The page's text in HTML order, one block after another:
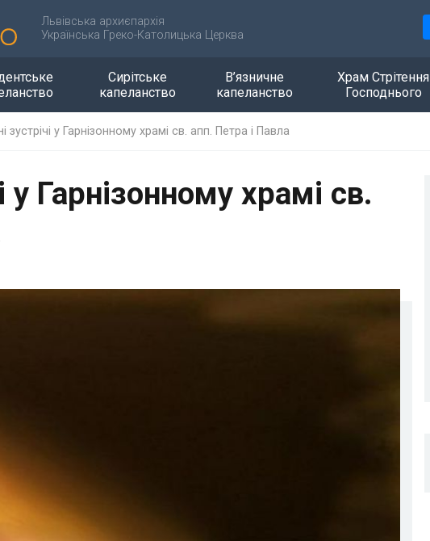
Львівська архиєпархія
Українська Греко-Католицька Церква
Сирітське
капеланство
В’язничне
капеланство
Храм Стрітення
Господнього
зустрічі у Гарнізонному храмі св. апп. Петра і Павла
у Гарнізонному храмі св.